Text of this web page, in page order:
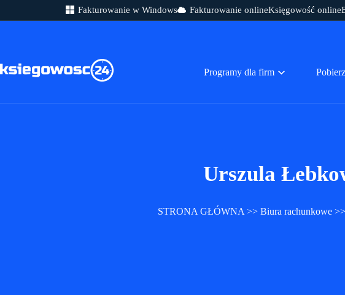
Fakturowanie w Windows Fakturowanie onlineKsięgowość online
Programy dla firm Pobierz
Urszula
STRONA GŁÓWNA >> Biura rachunkowe >>